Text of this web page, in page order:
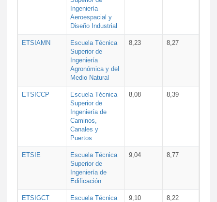
Ingeniería
Aeroespacial y
Diseño Industrial
ETSIAMN
Escuela Técnica
Superior de
Ingeniería
Agronómica y del
Medio Natural
8,23 8,27
ETSICCP
Escuela Técnica
Superior de
Ingeniería de
Caminos,
Canales y
Puertos
8,08 8,39
ETSIE
Escuela Técnica
Superior de
Ingeniería de
Edificación
9,04 8,77
ETSIGCT
Escuela Técnica
9,10 8,22